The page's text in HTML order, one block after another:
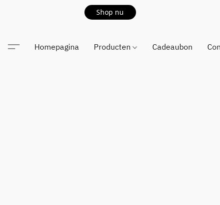
Shop nu
Homepagina Producten Cadeaubon